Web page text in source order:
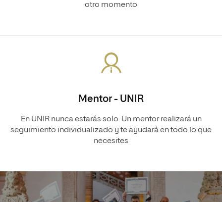
otro momento
Mentor - UNIR
En UNIR nunca estarás solo. Un mentor realizará un
seguimiento individualizado y te ayudará en todo lo que
necesites